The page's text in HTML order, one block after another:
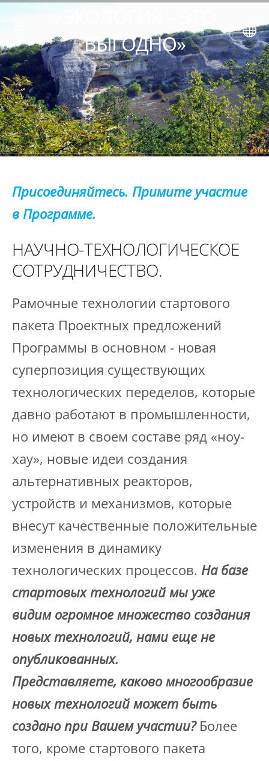
ВЫГОДНО»
Присоединяйтесь. Примите участие
в Программе.
НАУЧНО-ТЕХНОЛОГИЧЕСКОЕ
СОТРУДНИЧЕСТВО.
Рамочные технологии стартового
пакета Проектных предложений
Программы в основном - новая
суперпозиция существующих
технологических переделов, которые
давно работают в промышленности,
но имеют в своем составе ряд «ноу-
хау», новые идеи создания
альтернативных реакторов,
устройств и механизмов, которые
внесут качественные положительные
изменения в динамику
технологических процессов. На базе
стартовых технологий мы уже
видим огромное множество создания
новых технологий, нами еще не
опубликованных.
Представляете, каково многообразие
новых технологий может быть
создано при Вашем участии?Более
того, кроме стартового пакета